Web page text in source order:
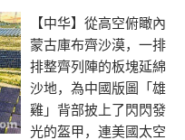
【中华】從高空俯瞰內
蒙古庫布齊沙漠，一排
排整齊列陣的板塊延綿
沙地，為中國版圖「雄
雞」背部披上了閃閃發
光的盔甲，連美國太空